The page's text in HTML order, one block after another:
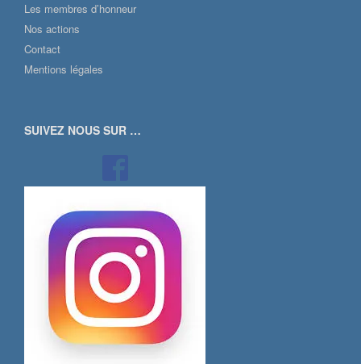
Les membres d’honneur
Nos actions
Contact
Mentions légales
SUIVEZ NOUS SUR …